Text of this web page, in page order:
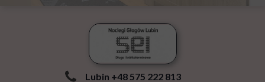
Lubin +48 575 222 813